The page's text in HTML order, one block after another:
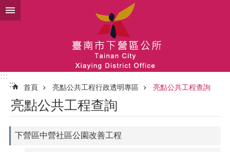
跳到主要內容區塊
:::
:::
首頁 亮點公共工程行政透明專區 亮點公共工程查詢
亮點公共工程查詢
下營區中營社區公園改善工程